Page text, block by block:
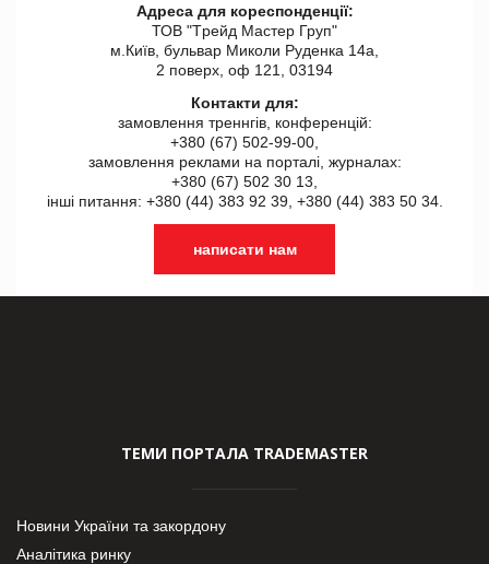
Адреса для кореспонденції:
ТОВ "Tрейд Мастер Груп"
м.Київ, бульвар Миколи Руденка 14а,
2 поверх, оф 121, 03194
Контакти для:
замовлення треннгів, конференцій:
+380 (67) 502-99-00,
замовлення реклами на порталі, журналах:
+380 (67) 502 30 13,
інші питання: +380 (44) 383 92 39, +380 (44) 383 50 34.
написати нам
ТЕМИ ПОРТАЛА TRADEMASTER
Новини України та закордону
Аналітика ринку